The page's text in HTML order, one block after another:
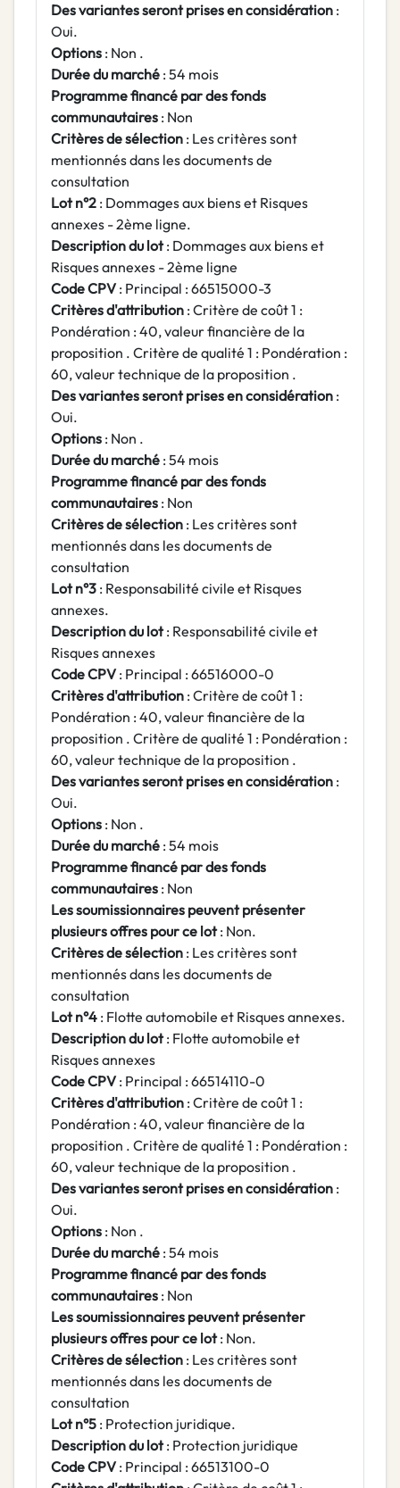
Des variantes seront prises en considération :
Oui.
Options : Non .
Durée du marché : 54 mois
Programme financé par des fonds
communautaires : Non
Critères de sélection : Les critères sont
mentionnés dans les documents de
consultation
Lot n°2 : Dommages aux biens et Risques
annexes - 2ème ligne.
Description du lot: Dommages aux biens et
Risques annexes - 2ème ligne
Code CPV: Principal : 66515000-3
Critères d'attribution : Critère de coût 1 :
Pondération : 40, valeur financière de la
proposition . Critère de qualité 1 : Pondération :
60, valeur technique de la proposition .
Des variantes seront prises en considération :
Oui.
Options : Non .
Durée du marché : 54 mois
Programme financé par des fonds
communautaires : Non
Critères de sélection : Les critères sont
mentionnés dans les documents de
consultation
Lot n°3 : Responsabilité civile et Risques
annexes.
Description du lot: Responsabilité civile et
Risques annexes
Code CPV: Principal : 66516000-0
Critères d'attribution : Critère de coût 1 :
Pondération : 40, valeur financière de la
proposition . Critère de qualité 1 : Pondération :
60, valeur technique de la proposition .
Des variantes seront prises en considération :
Oui.
Options : Non .
Durée du marché : 54 mois
Programme financé par des fonds
communautaires : Non
Les soumissionnaires peuvent présenter
plusieurs offres pour ce lot: Non.
Critères de sélection : Les critères sont
mentionnés dans les documents de
consultation
Lot n°4 : Flotte automobile et Risques annexes.
Description du lot: Flotte automobile et
Risques annexes
Code CPV: Principal : 66514110-0
Critères d'attribution : Critère de coût 1 :
Pondération : 40, valeur financière de la
proposition . Critère de qualité 1 : Pondération :
60, valeur technique de la proposition .
Des variantes seront prises en considération :
Oui.
Options : Non .
Durée du marché : 54 mois
Programme financé par des fonds
communautaires : Non
Les soumissionnaires peuvent présenter
plusieurs offres pour ce lot: Non.
Critères de sélection : Les critères sont
mentionnés dans les documents de
consultation
Lot n°5 : Protection juridique.
Description du lot: Protection juridique
Code CPV: Principal : 66513100-0